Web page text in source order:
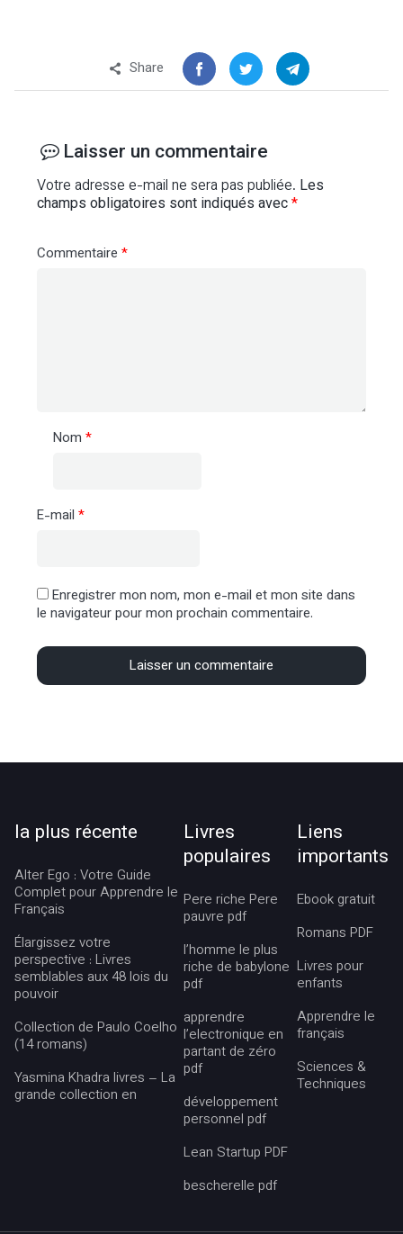
Share
Laisser un commentaire
Votre adresse e-mail ne sera pas publiée. Les
champs obligatoires sont indiqués avec*
Commentaire *
Nom *
E-mail *
Enregistrer mon nom, mon e-mail et mon site dans
le navigateur pour mon prochain commentaire.
la plus récente
Alter Ego : Votre Guide
Complet pour Apprendre le
Français
Élargissez votre
perspective : Livres
semblables aux 48 lois du
pouvoir
Collection de Paulo Coelho
(14 romans)
Yasmina Khadra livres – La
grande collection en
Livres
populaires
Pere riche Pere
pauvre pdf
l’homme le plus
riche de babylone
pdf
apprendre
l’electronique en
partant de zéro
pdf
développement
personnel pdf
Lean Startup PDF
bescherelle pdf
Liens
importants
Ebook gratuit
Romans PDF
Livres pour
enfants
Apprendre le
français
Sciences &
Techniques